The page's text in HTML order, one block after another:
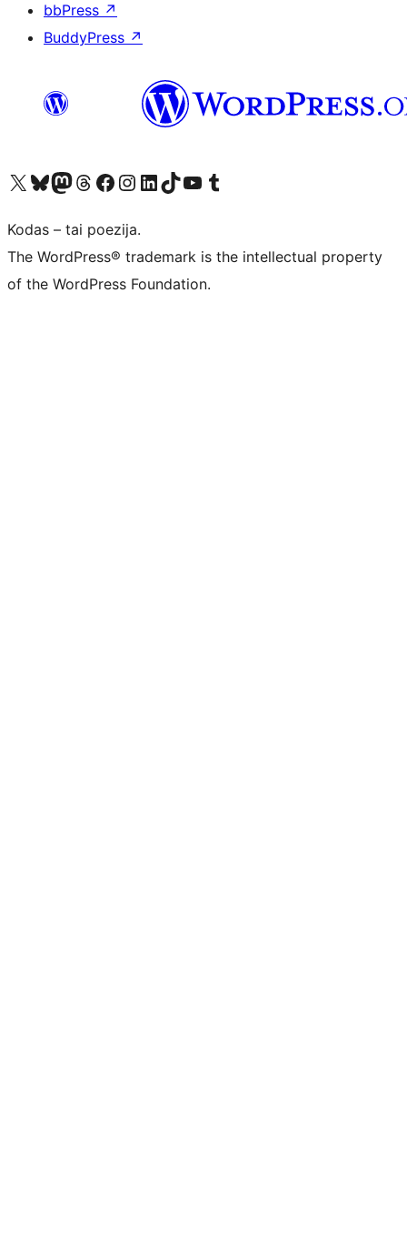
bbPress ↗
BuddyPress ↗
Visit our X (formerly Twitter) account
Apsilankykite mūsų Bluesky paskyroje
Visit our Mastodon account
Apsilankykite mūsų Threads paskyroje
Visit our Facebook page
Visit our Instagram account
Visit our LinkedIn account
Apsilankykite mūsų TikTok paskyroje
Visit our YouTube channel
Apsilankykite mūsų Tumblr paskyroje
Kodas – tai poezija.
The WordPress® trademark is the intellectual property
of the WordPress Foundation.